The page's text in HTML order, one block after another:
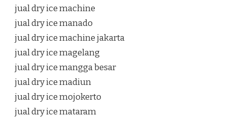
jual dry ice machine
jual dry ice manado
jual dry ice machine jakarta
jual dry ice magelang
jual dry ice mangga besar
jual dry ice madiun
jual dry ice mojokerto
jual dry ice mataram